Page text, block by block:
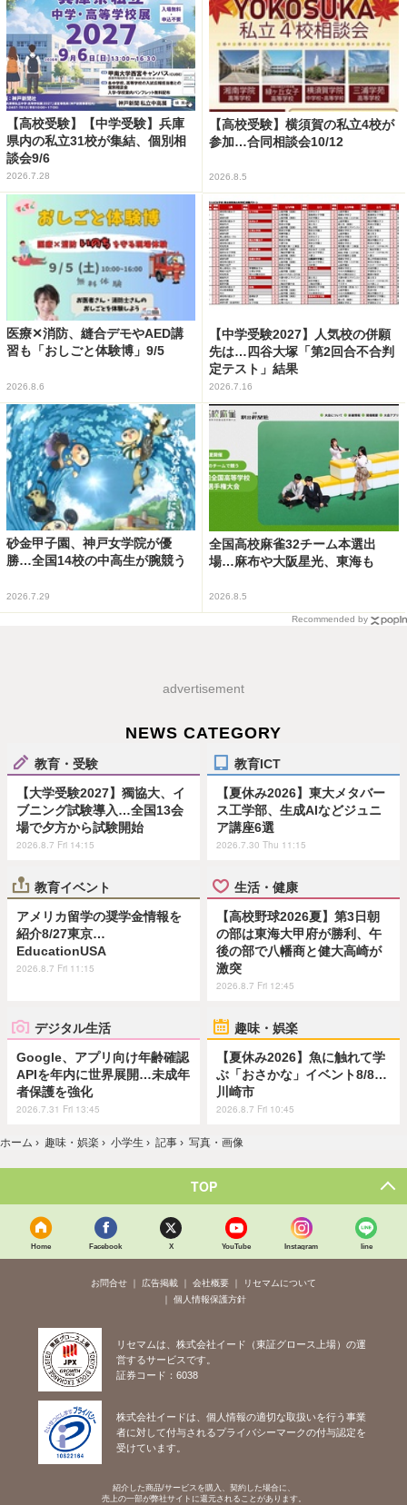
【高校受験】【中学受験】兵庫
県内の私立31校が集結、個別相
談会9/6
2026.7.28
【高校受験】横須賀の私立4校が
参加…合同相談会10/12
2026.8.5
医療✕消防、縫合デモやAED講
習も「おしごと体験博」9/5
2026.8.6
【中学受験2027】人気校の併願
先は…四谷大塚「第2回合不合判
定テスト」結果
2026.7.16
砂金甲子園、神戸女学院が優
勝…全国14校の中高生が腕競う
2026.7.29
全国高校麻雀32チーム本選出
場…麻布や大阪星光、東海も
2026.8.5
Recommended by
advertisement
NEWS CATEGORY
教育・受験
【大学受験2027】獨協大、イ
ブニング試験導入…全国13会
場で夕方から試験開始
2026.8.7 Fri 14:15
教育ICT
【夏休み2026】東大メタバー
ス工学部、生成AIなどジュニ
ア講座6選
2026.7.30 Thu 11:15
教育イベント
アメリカ留学の奨学金情報を
紹介8/27東京…
EducationUSA
2026.8.7 Fri 11:15
生活・健康
【高校野球2026夏】第3日朝
の部は東海大甲府が勝利、午
後の部で八幡商と健大高崎が
激突
2026.8.7 Fri 12:45
デジタル生活
Google、アプリ向け年齢確認
APIを年内に世界展開…未成年
者保護を強化
2026.7.31 Fri 13:45
趣味・娯楽
【夏休み2026】魚に触れて学
ぶ「おさかな」イベント8/8…
川崎市
2026.8.7 Fri 10:45
ホーム › 趣味・娯楽 › 小学生 › 記事 › 写真・画像
TOP
Home Facebook X YouTube Instagram line
お問合せ 広告掲載 会社概要
リセマムについて
個人情報保護方針
リセマムは、株式会社イード（東証グロース上場）の運
営するサービスです。
証券コード：6038
株式会社イードは、個人情報の適切な取扱いを行う事業
者に対して付与されるプライバシーマークの付与認定を
受けています。
紹介した商品/サービスを購入、契約した場合に、
売上の一部が弊社サイトに還元されることがあります。